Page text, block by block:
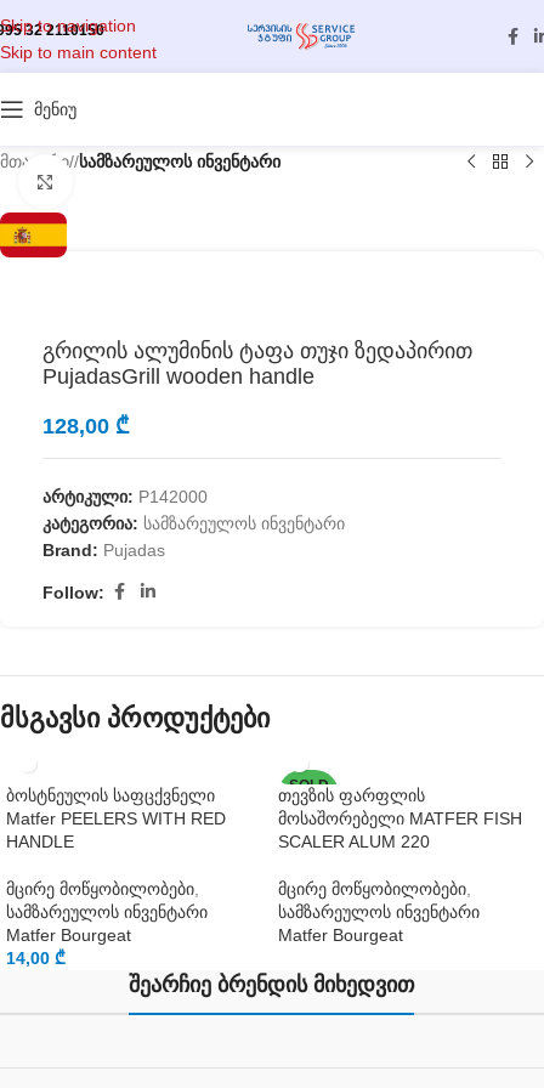
Skip to navigation
Skip to main content
32 2110150
მენიუ
მთავარი/ სამზარეულოს ინვენტარი
გრილის ალუმინის ტაფა თუჯი ზედაპირით
PujadasGrill wooden handle
128,00 ₾
არტიკული: P142000
კატეგორია: სამზარეულოს ინვენტარი
Brand: Pujadas
Follow:
მსგავსი პროდუქტები
ბოსტნეულის საფცქვნელი
Matfer PEELERS WITH RED
HANDLE
მცირე მოწყობილობები
სამზარეულოს ინვენტარი
Matfer Bourgeat
14,00 ₾
SOLD
OUT
თევზის ფარფლის
მოსაშორებელი MATFER FISH
SCALER ALUM 220
მცირე მოწყობილობები
სამზარეულოს ინვენტარი
Matfer Bourgeat
შეარჩიე ბრენდის მიხედვით